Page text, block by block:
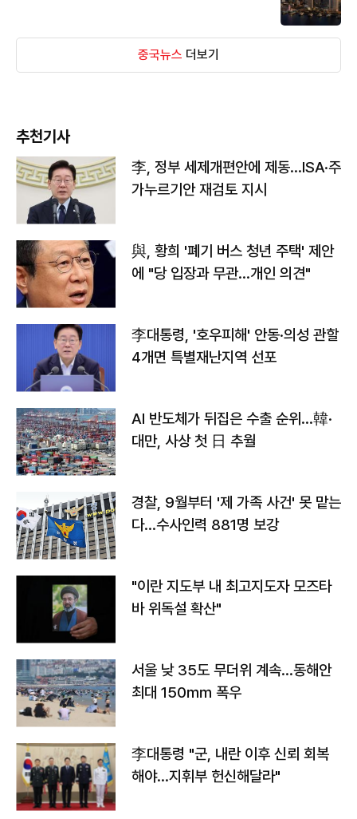
중국뉴스 더보기
추천기사
李, 정부 세제개편안에 제동…ISA·주
가누르기안 재검토 지시
與, 황희 '폐기 버스 청년 주택' 제안
에 "당 입장과 무관…개인 의견"
李대통령, '호우피해' 안동·의성 관할
4개면 특별재난지역 선포
AI 반도체가 뒤집은 수출 순위…韓·
대만, 사상 첫 日 추월
경찰, 9월부터 '제 가족 사건' 못 맡는
다…수사인력 881명 보강
"이란 지도부 내 최고지도자 모즈타
바 위독설 확산"
서울 낮 35도 무더위 계속…동해안
최대 150㎜ 폭우
李대통령 "군, 내란 이후 신뢰 회복
해야…지휘부 헌신해달라"